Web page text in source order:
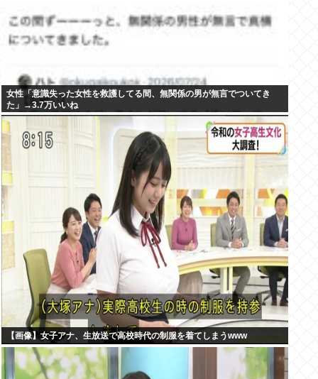
女性「意識失った女性を救護してる間、無関係の男が無言でついてき
た」→3.7万いいね
【画像】女子アナ、生放送で高校時代の制服を着てしまうwww